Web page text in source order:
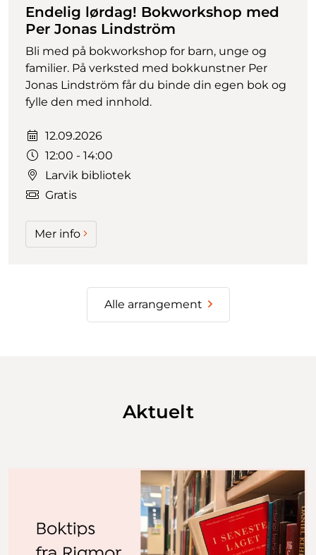
Endelig lørdag! Bokworkshop med
Per Jonas Lindström
Bli med på bokworkshop for barn, unge og
familier. På verksted med bokkunstner Per
Jonas Lindström får du binde din egen bok og
fylle den med innhold.
Dato:
12.09.2026
Tidspunkt:
12:00 - 14:00
Larvik bibliotek
Gratis
Mer info
Alle arrangement
Aktuelt